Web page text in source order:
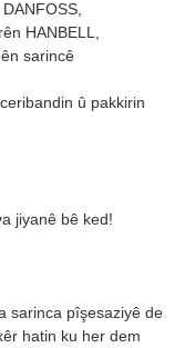
HANBELL,
sarincê
û pakkirin
jiyanê bê ked!
sarinca pîşesaziyê de
hatin ku her dem